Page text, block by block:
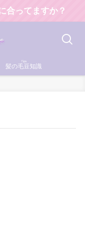
合ってますか？
髪の毛豆知識
Tips